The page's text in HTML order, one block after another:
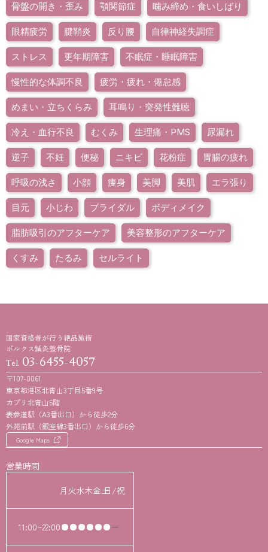
骨盤の開き・歪み 顎関節症 噛み締め・食いしばり
眼精疲労 腱鞘炎 反り腰 自律神経失調症
ストレス 更年期障害 不眠症・睡眠障害
慢性的な体調不良 疲労・疲れ・倦怠感
めまい・立ちくらみ 耳鳴り・突発性難聴
冷え・血行不良 むくみ 生理痛・PMS 尿漏れ
逆子 不妊 便秘 ニキビ 花粉症 胃腸の疲れ
呼吸の浅さ 小顔 痩身 美脚 美肌 エラ張り
目元 小じわ ブライダル ボディメイク
脂肪吸引のアフターケア 美容整形のアフターケア
くすみ たるみ セルライト
国家資格者が行う絶品施術
ポルクス鍼灸整骨院
Tel. 03-6455-4057
〒107-0061
東京都港区北青山3丁目5番9号
カプリ北青山5階
表参道駅（A3番出口）から徒歩2分
外苑前駅（銀座線3番出口）から徒歩6分
Google Maps
営業時間
月 火水木金土
日/祝
11:00~22:00